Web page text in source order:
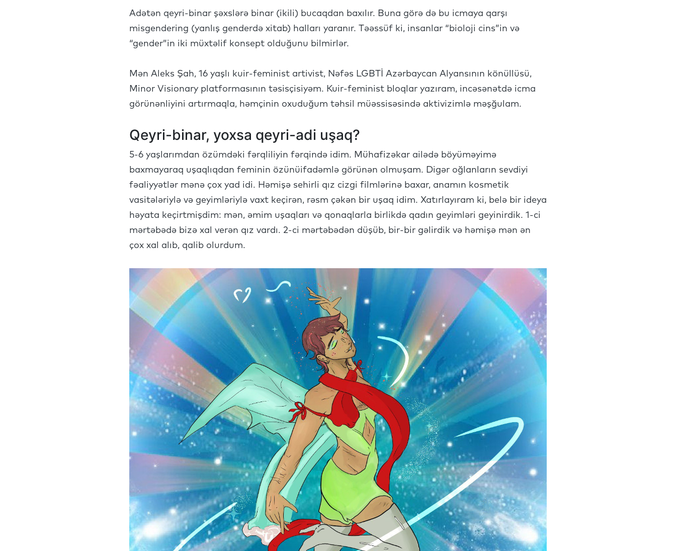
Adətən qeyri-binar şəxslərə binar (ikili) bucaqdan baxılır. Buna görə də bu icmaya qarşı
misgendering (yanlış genderdə xitab) halları yaranır. Təəssüf ki, insanlar “bioloji cins”in və
“gender”in iki müxtəlif konsept olduğunu bilmirlər.
Mən Aleks Şah, 16 yaşlı kuir-feminist artivist, Nəfəs LGBTİ Azərbaycan Alyansının könüllüsü,
Minor Visionary platformasının təsisçisiyəm. Kuir-feminist bloqlar yazıram, incəsənətdə icma
görünənliyini artırmaqla, həmçinin oxuduğum təhsil müəssisəsində aktivizimlə məşğulam.
Qeyri-binar, yoxsa qeyri-adi uşaq?
5-6 yaşlarımdan özümdəki fərqliliyin fərqində idim. Mühafizəkar ailədə böyüməyimə
baxmayaraq uşaqlıqdan feminin özünüifadəmlə görünən olmuşam. Digər oğlanların sevdiyi
fəaliyyətlər mənə çox yad idi. Həmişə sehirli qız cizgi filmlərinə baxar, anamın kosmetik
vasitələriylə və geyimləriylə vaxt keçirən, rəsm çəkən bir uşaq idim. Xatırlayıram ki, belə bir ideya
həyata keçirtmişdim: mən, əmim uşaqları və qonaqlarla birlikdə qadın geyimləri geyinirdik. 1-ci
mərtəbədə bizə xal verən qız vardı. 2-ci mərtəbədən düşüb, bir-bir gəlirdik və həmişə mən ən
çox xal alıb, qalib olurdum.